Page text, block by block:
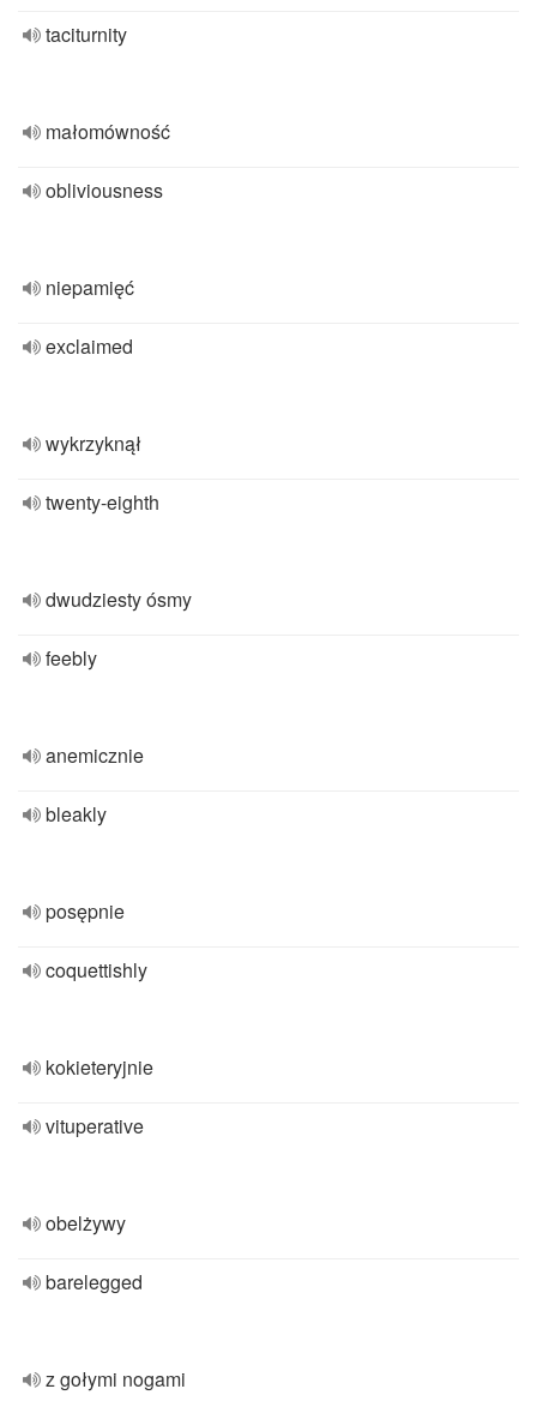
taciturnity
małomówność
obliviousness
niepamięć
exclaimed
wykrzyknął
twenty-eighth
dwudziesty ósmy
feebly
anemicznie
bleakly
posępnie
coquettishly
kokieteryjnie
vituperative
obelżywy
barelegged
z gołymi nogami